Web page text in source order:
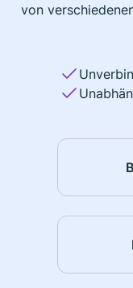
von